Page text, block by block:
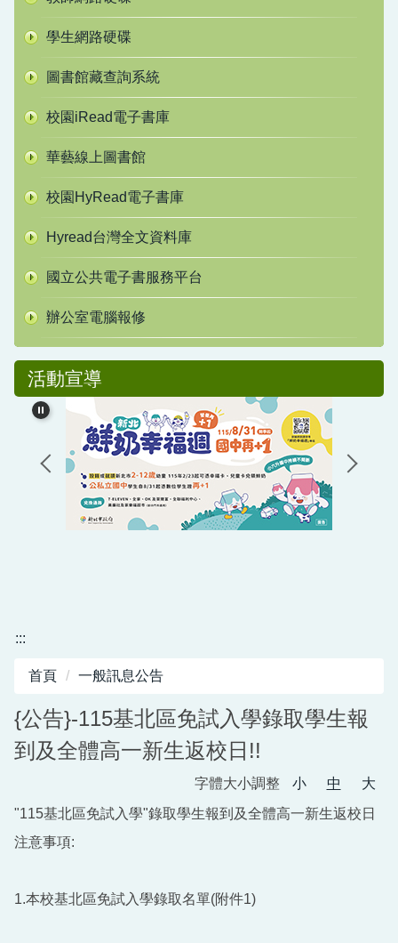
學生網路硬碟
圖書館藏查詢系統
校園iRead電子書庫
華藝線上圖書館
校園HyRead電子書庫
Hyread台灣全文資料庫
國立公共電子書服務平台
辦公室電腦報修
活動宣導
:::
首頁 一般訊息公告
{公告}-115基北區免試入學錄取學生報
到及全體高一新生返校日!!
字體大小調整 小 中
大
"115基北區免試入學"錄取學生報到及全體高一新生返校日
注意事項:
1.本校基北區免試入學錄取名單(附件1)